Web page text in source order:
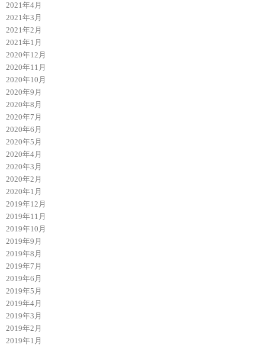
2021年4月
2021年3月
2021年2月
2021年1月
2020年12月
2020年11月
2020年10月
2020年9月
2020年8月
2020年7月
2020年6月
2020年5月
2020年4月
2020年3月
2020年2月
2020年1月
2019年12月
2019年11月
2019年10月
2019年9月
2019年8月
2019年7月
2019年6月
2019年5月
2019年4月
2019年3月
2019年2月
2019年1月